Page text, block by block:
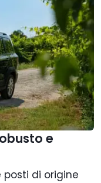
e
posti di origine